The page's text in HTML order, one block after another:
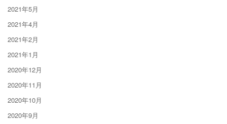
2021年5月
2021年4月
2021年2月
2021年1月
2020年12月
2020年11月
2020年10月
2020年9月